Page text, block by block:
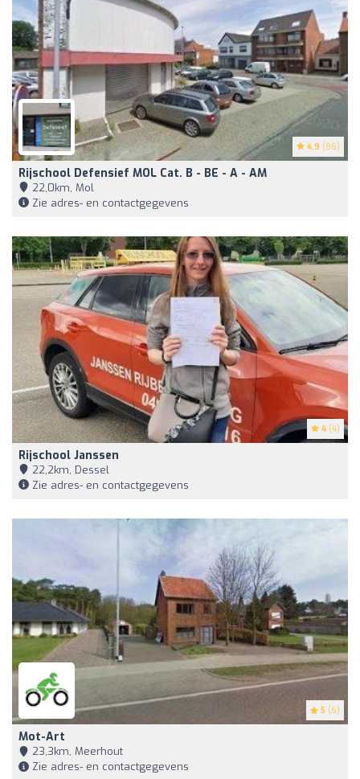
4.9 (86)
Rijschool Defensief MOL Cat. B - BE - A - AM
22,0km, Mol
Zie adres- en contactgegevens
4 (4)
Rijschool Janssen
22,2km, Dessel
Zie adres- en contactgegevens
5 (6)
Mot-Art
23,3km, Meerhout
Zie adres- en contactgegevens